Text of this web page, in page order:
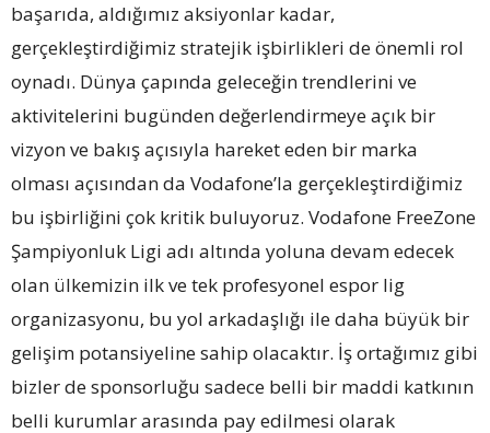
başarıda, aldığımız aksiyonlar kadar,
gerçekleştirdiğimiz stratejik işbirlikleri de önemli rol
oynadı. Dünya çapında geleceğin trendlerini ve
aktivitelerini bugünden değerlendirmeye açık bir
vizyon ve bakış açısıyla hareket eden bir marka
olması açısından da Vodafone’la gerçekleştirdiğimiz
bu işbirliğini çok kritik buluyoruz. Vodafone FreeZone
Şampiyonluk Ligi adı altında yoluna devam edecek
olan ülkemizin ilk ve tek profesyonel espor lig
organizasyonu, bu yol arkadaşlığı ile daha büyük bir
gelişim potansiyeline sahip olacaktır. İş ortağımız gibi
bizler de sponsorluğu sadece belli bir maddi katkının
belli kurumlar arasında pay edilmesi olarak